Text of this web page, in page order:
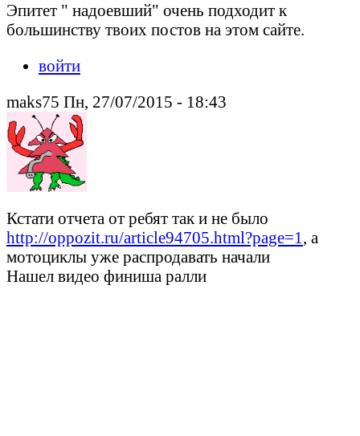
Эпитет " надоевший" очень подходит к
большинству твоих постов на этом сайте.
войти
maks75 Пн, 27/07/2015 - 18:43
Кстати отчета от ребят так и не было
http://oppozit.ru/article94705.html?page=1 , а
мотоциклы уже распродавать начали
Нашел видео финиша ралли